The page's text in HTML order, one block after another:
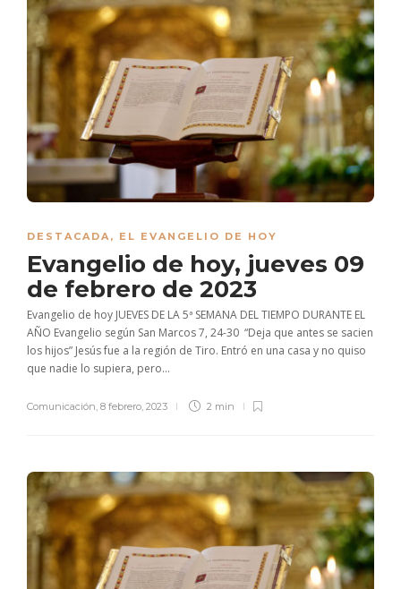
DESTACADA, EL EVANGELIO DE HOY
Evangelio de hoy, jueves 09
de febrero de 2023
Evangelio de hoy JUEVES DE LA 5ª SEMANA DEL TIEMPO DURANTE EL
AÑO Evangelio según San Marcos 7, 24-30 “Deja que antes se sacien
los hijos” Jesús fue a la región de Tiro. Entró en una casa y no quiso
que nadie lo supiera, pero...
Comunicación, 8 febrero, 2023 2 min